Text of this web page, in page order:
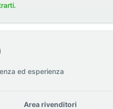
ed esperienza
Area rivenditori